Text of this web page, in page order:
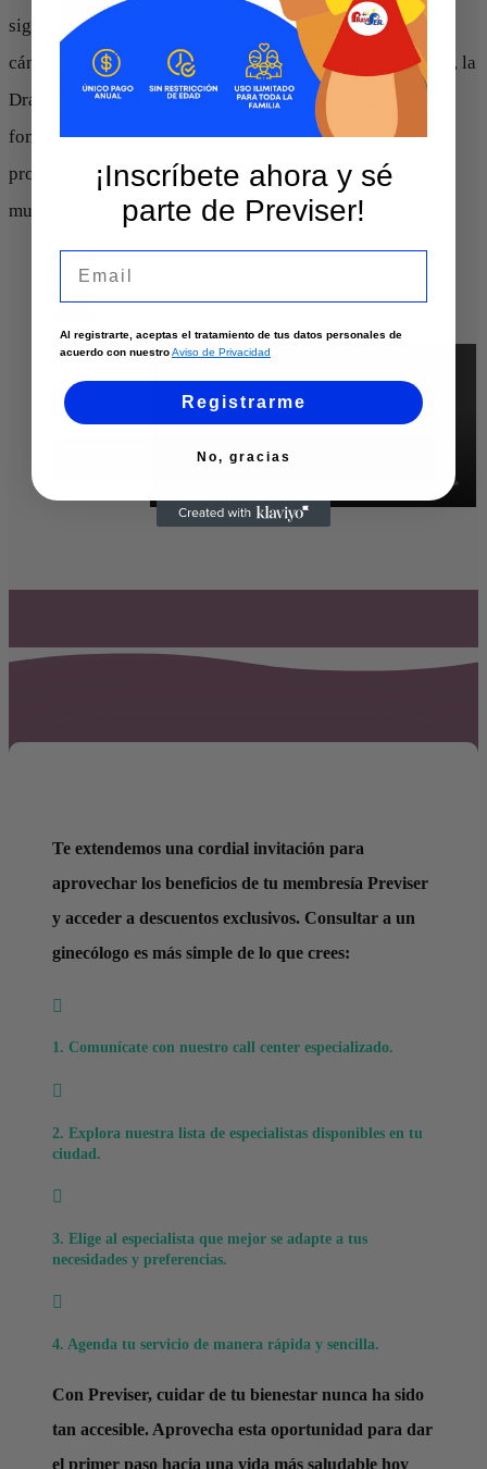
significativamente los riesgos asociados, incluyendo el
cáncer cervical. Como lo indica nuestra aliada en Previser, la
Dra Ana Cecilia Kafury, Ginecóloga y obstetra, la cual
fomenta la educación y conciencia sobre el VPH para
promover una salud sexual y reproductiva óptima en
mujeres y hombres.
Seguir
Seguir
Te extendemos una cordial invitación para
aprovechar los beneficios de tu membresía Previser
y acceder a descuentos exclusivos. Consultar a un
ginecólogo es más simple de lo que crees:

1. Comunícate con nuestro call center especializado.

2. Explora nuestra lista de especialistas disponibles en tu
ciudad.

3. Elige al especialista que mejor se adapte a tus
necesidades y preferencias.

4. Agenda tu servicio de manera rápida y sencilla.
Con Previser, cuidar de tu bienestar nunca ha sido
tan accesible. Aprovecha esta oportunidad para dar
el primer paso hacia una vida más saludable hoy
¡Inscríbete ahora y sé
parte de Previser!
Al registrarte, aceptas el tratamiento de tus datos personales de
acuerdo con nuestroAviso de Privacidad
Registrarme
No, gracias